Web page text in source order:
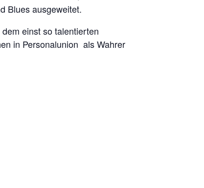
Blues ausgeweitet.
einst so talentierten
in Personalunion als Wahrer